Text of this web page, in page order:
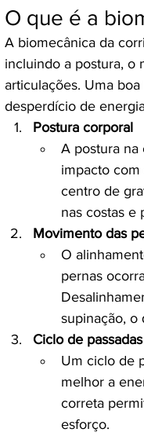
O que é a
A biomecânica da
incluindo a postura, o
articulações. Uma
desperdício de
Postura corporal
A postura na
impacto
centro de
nas costas e
Movimento das
O
pernas
supinação, o
Ciclo de passadas
Um ciclo de
melhor a
correta
esforço.